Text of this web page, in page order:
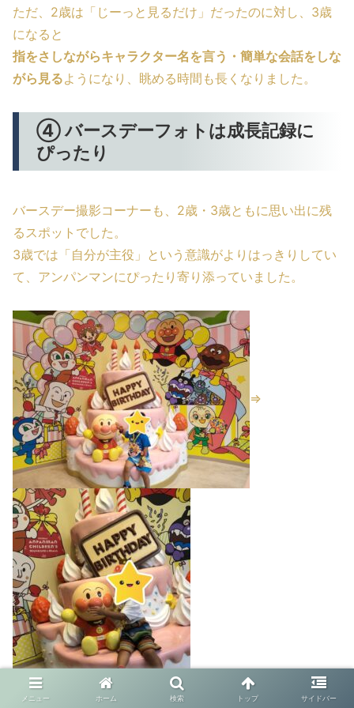
ただ、2歳は「じーっと見るだけ」だったのに対し、3歳
になると
指をさしながらキャラクター名を言う・簡単な会話をしな
がら見るようになり、眺める時間も長くなりました。
④ バースデーフォトは成長記録に
ぴったり
バースデー撮影コーナーも、2歳・3歳ともに思い出に残
るスポットでした。
3歳では「自分が主役」という意識がよりはっきりしてい
て、アンパンマンにぴったり寄り添っていました。
⇒
メニュー ホーム 検索 トップ サイドバー